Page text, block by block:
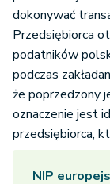
dokonywać
Przedsiębiorca
podatników
podczas
że poprzedzony
oznaczenie jest
przedsiębiorca,
NIP